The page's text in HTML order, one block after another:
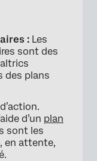
: Les
sont des
des plans
d’un plan
sont les
en attente,